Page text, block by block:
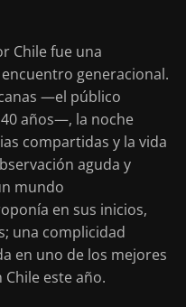
Chile fue una
generacional.
—el público
años—, la noche
compartidas y la vida
aguda y
mundo
en sus inicios,
una complicidad
en uno de los mejores
este año.